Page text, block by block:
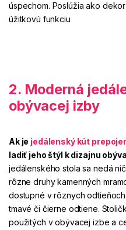
úspechom. Poslúžia ako
úžitkovú funkciu
2. Moderná
obývacej izby
Ak je jedálenský kút
ladiť jeho štýl k dizajnu
jedálenského stola sa nedá
rôzne druhy kamenných
dostupné v rôznych odtieňoch
tmavé či čierne odtiene.
použitých v obývacej izbe a